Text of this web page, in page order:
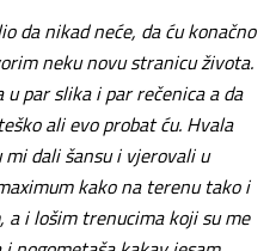
da nikad neće, da ću konačno
neku novu stranicu života.
par slika i par rečenica a da
ali evo probat ću. Hvala
dali šansu i vjerovali u
kako na terenu tako i
i lošim trenucima koji su me